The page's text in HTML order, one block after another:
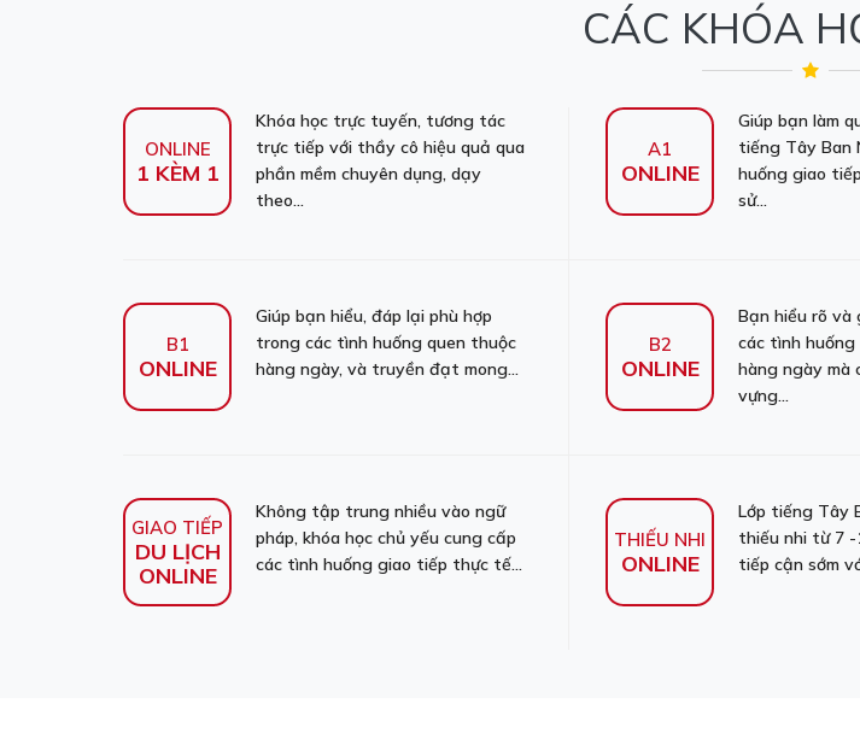
CÁC KHÓA
ONLINE
1 KÈM 1
Khóa học trực tuyến, tương tác
trực tiếp với thầy cô hiệu quả qua
phần mềm chuyên dụng, dạy
theo...
A1
ONLINE
Giúp bạn làm
tiếng Tây Ban
huống giao
sử...
B1
ONLINE
Giúp bạn hiểu, đáp lại phù hợp
trong các tình huống quen thuộc
hàng ngày, và truyền đạt mong...
B2
ONLINE
Bạn hiểu rõ
các tình
hàng ngày mà
vựng...
GIAO TIẾP
DU LỊCH
ONLINE
Không tập trung nhiều vào ngữ
pháp, khóa học chủ yếu cung cấp
các tình huống giao tiếp thực tế...
THIẾU NHI
ONLINE
Lớp tiếng Tây
thiếu nhi từ 7
tiếp cận sớm